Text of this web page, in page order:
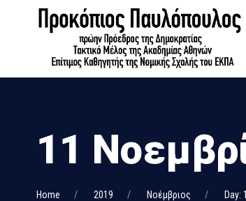
11
Home 2019 Νοέμβριος Day: